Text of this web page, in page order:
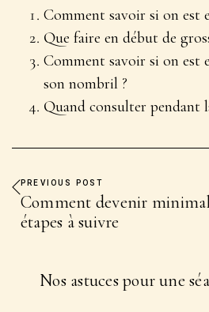
Comment savoir si on est
Que faire en début de
Comment savoir si on est
son nombril ?
Quand consulter pendant
PREVIOUS POST
Comment devenir
étapes à suivre
Nos astuces pour une